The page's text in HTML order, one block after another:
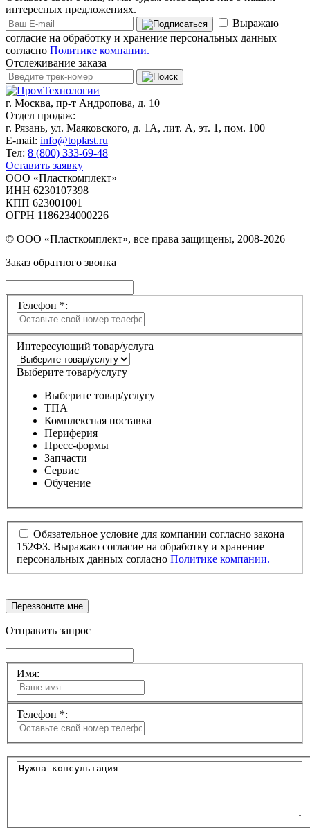
интересных предложениях.
Выражаю
согласие на обработку и хранение персональных данных
согласно Политике компании.
Отслеживание заказа
г. Москва, пр-т Андропова, д. 10
Отдел продаж:
г. Рязань, ул. Маяковского, д. 1А, лит. А, эт. 1, пом. 100
E-mail: info@toplast.ru
Тел: 8 (800) 333-69-48
Оставить заявку
ООО «Пласткомплект»
ИНН 6230107398
КПП 623001001
ОГРН 1186234000226
© ООО «Пласткомплект», все права защищены, 2008-2026
Заказ обратного звонка
Телефон *:
Интересующий товар/услуга
Выберите товар/услугу
Выберите товар/услугу
ТПА
Комплексная поставка
Периферия
Пресс-формы
Запчасти
Сервис
Обучение
Обязательное условие для компании согласно закона
152ФЗ. Выражаю согласие на обработку и хранение
персональных данных согласно Политике компании.
Перезвоните мне
Отправить запрос
Имя:
Телефон *: